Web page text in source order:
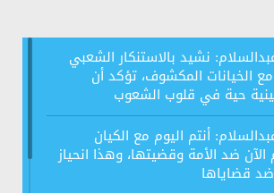
نشيد بالاستنكار الشعبي
مع الخيانات المكشوف، تؤكد أن
حية في قلوب الشعوب
أنتم اليوم مع الكيان
ضد الأمة وقضيتها، وهذا انحياز
قضاياها